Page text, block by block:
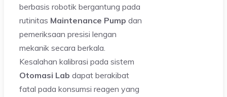
berbasis robotik bergantung pada
rutinitas Maintenance Pump dan
pemeriksaan presisi lengan
mekanik secara berkala.
Kesalahan kalibrasi pada sistem
Otomasi Lab dapat berakibat
fatal pada konsumsi reagen yang